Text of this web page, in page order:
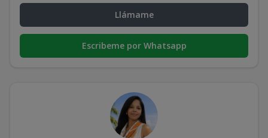
Llámame
Escribeme por Whatsapp